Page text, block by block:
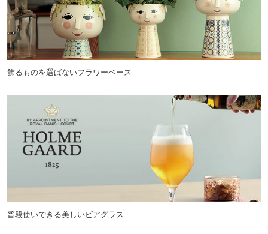
飾るものを選ばないフラワーベース
普段使いできる美しいビアグラス